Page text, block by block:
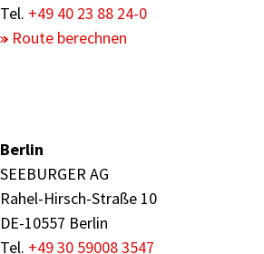
Tel. +49 40 23 88 24-0
Route berechnen
Berlin
SEEBURGER AG
Rahel-Hirsch-Straße 10
DE-10557 Berlin
Tel. +49 30 59008 3547